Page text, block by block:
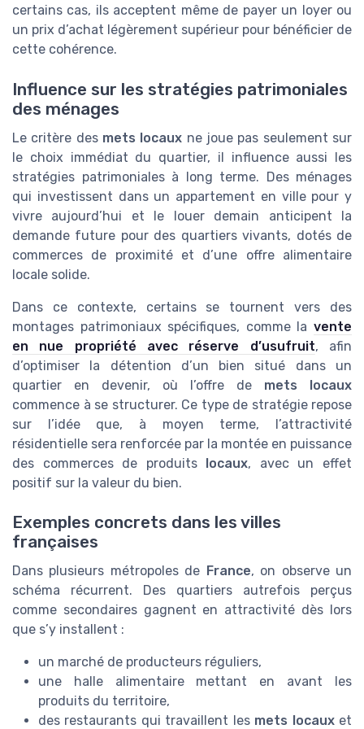
certains cas, ils acceptent même de payer un loyer ou
un prix d’achat légèrement supérieur pour bénéficier de
cette cohérence.
Influence sur les stratégies patrimoniales
des ménages
Le critère des mets locaux ne joue pas seulement sur
le choix immédiat du quartier, il influence aussi les
stratégies patrimoniales à long terme. Des ménages
qui investissent dans un appartement en ville pour y
vivre aujourd’hui et le louer demain anticipent la
demande future pour des quartiers vivants, dotés de
commerces de proximité et d’une offre alimentaire
locale solide.
Dans ce contexte, certains se tournent vers des
montages patrimoniaux spécifiques, comme la vente
en nue propriété avec réserve d’usufruit, afin
d’optimiser la détention d’un bien situé dans un
quartier en devenir, où l’offre de mets locaux
commence à se structurer. Ce type de stratégie repose
sur l’idée que, à moyen terme, l’attractivité
résidentielle sera renforcée par la montée en puissance
des commerces de produits locaux, avec un effet
positif sur la valeur du bien.
Exemples concrets dans les villes
françaises
Dans plusieurs métropoles de France, on observe un
schéma récurrent. Des quartiers autrefois perçus
comme secondaires gagnent en attractivité dès lors
que s’y installent :
un marché de producteurs réguliers,
une halle alimentaire mettant en avant les
produits du territoire,
des restaurants qui travaillent les mets locauxet